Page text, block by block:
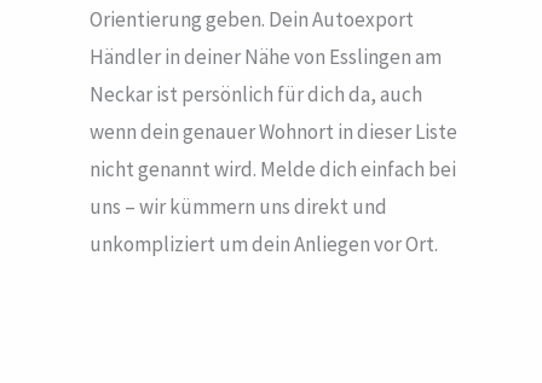
Orientierung geben. Dein Autoexport
Händler in deiner Nähe von Esslingen am
Neckar ist persönlich für dich da, auch
wenn dein genauer Wohnort in dieser Liste
nicht genannt wird. Melde dich einfach bei
uns – wir kümmern uns direkt und
unkompliziert um dein Anliegen vor Ort.